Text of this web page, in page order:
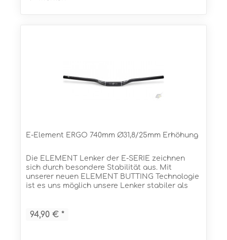
E-Element ERGO 740mm Ø31,8/25mm Erhöhung
Die ELEMENT Lenker der E-SERIE zeichnen
sich durch besondere Stabilität aus. Mit
unserer neuen ELEMENT BUTTING Technologie
ist es uns möglich unsere Lenker stabiler als
94,90 € *